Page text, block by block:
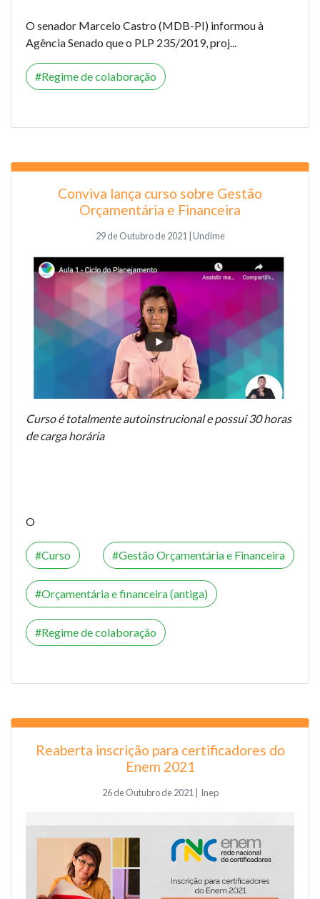
O senador Marcelo Castro (MDB-PI) informou à
Agência Senado que o PLP 235/2019, proj...
Regime de colaboração
Conviva lança curso sobre Gestão
Orçamentária e Financeira
29 de Outubro de 2021 | Undime
Curso é totalmente autoinstrucional e possui 30 horas
de carga horária
O
Curso Gestão Orçamentária e Financeira
Orçamentária e financeira (antiga)
Regime de colaboração
Reaberta inscrição para certificadores do
Enem 2021
26 de Outubro de 2021 | Inep